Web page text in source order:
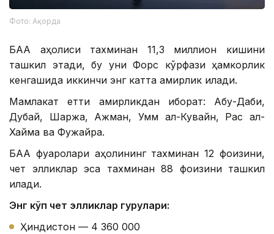
Фото: Ақорда
БАА аҳолиси тахминан 11,3 миллион кишини
ташкил этади, бу уни Форс кўрфази ҳамкорлик
кенгашида иккинчи энг катта амирлик қилади.
Мамлакат етти амирликдан иборат: Абу-Даби,
Дубай, Шаржа, Ажман, Умм ал-Кувайн, Рас ал-
Хайма ва Фужайра.
БАА фуқаролари аҳолининг тахминан 12 фоизини,
чет элликлар эса тахминан 88 фоизини ташкил
қилади.
Энг кўп чет элликлар гуруҳлари:
Ҳиндистон — 4 360 000